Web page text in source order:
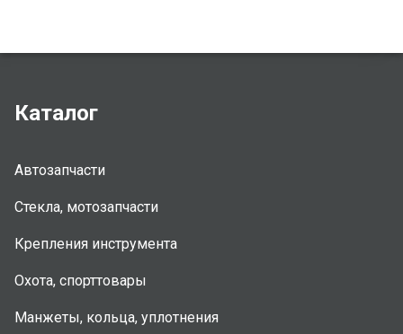
Каталог
Автозапчасти
Стекла, мотозапчасти
Крепления инструмента
Охота, спорттовары
Манжеты, кольца, уплотнения